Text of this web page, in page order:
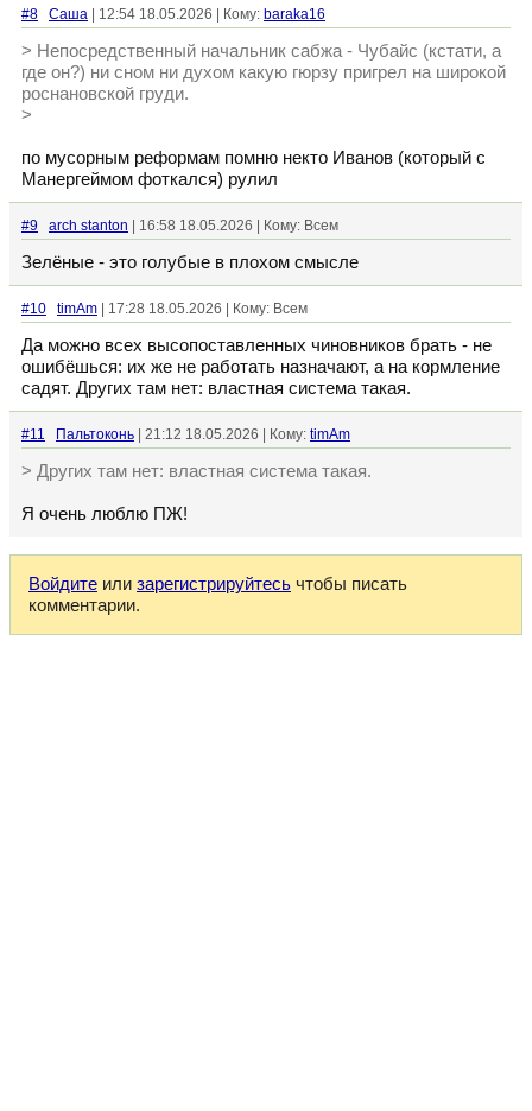
#8 Cаша | 12:54 18.05.2026 | Кому: baraka16
> Непосредственный начальник сабжа - Чубайс (кстати, а
где он?) ни сном ни духом какую гюрзу пригрел на широкой
роснановской груди.
>
по мусорным реформам помню некто Иванов (который с
Манергеймом фоткался) рулил
#9 arch stanton | 16:58 18.05.2026 | Кому: Всем
Зелёные - это голубые в плохом смысле
#10 timAm | 17:28 18.05.2026 | Кому: Всем
Да можно всех высопоставленных чиновников брать - не
ошибёшься: их же не работать назначают, а на кормление
садят. Других там нет: властная система такая.
#11 Пальтоконь | 21:12 18.05.2026 | Кому: timAm
> Других там нет: властная система такая.
Я очень люблю ПЖ!
Войдите или зарегистрируйтесь чтобы писать
комментарии.